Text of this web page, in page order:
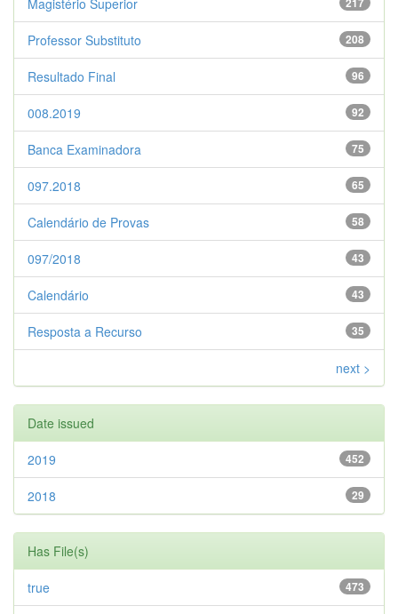
Magistério Superior
208
Professor Substituto
96
Resultado Final
92
008.2019
75
Banca Examinadora
65
097.2018
58
Calendário de Provas
43
097/2018
43
Calendário
35
Resposta a Recurso
next >
Date issued
452
2019
29
2018
Has File(s)
473
true